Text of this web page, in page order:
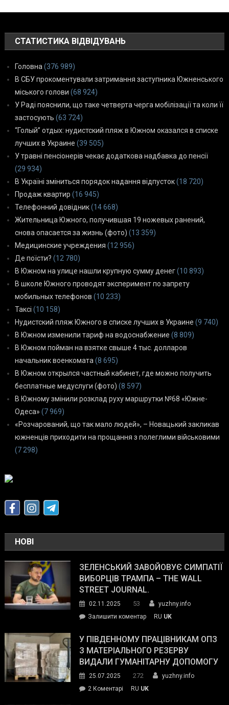
СТАТИСТИКА ВІДВІДУВАНЬ
Головна (376 989)
В СБУ прокоментували затримання заступника Южненського
міського голови (68 924)
У Раді пояснили, що таке четверта черга мобілізації та коли її
застосують (63 724)
“Голый” отдых: нудистский пляж в Южном оказался в списке
лучших в Украине (39 505)
У травні пенсіонерів чекає додаткова надбавка до пенсії
(29 934)
В Україні зміниться порядок надання відпусток(18 720)
Продаж квартир (16 945)
Телефонний довідник(14 668)
Жительница Южного, получившая 19 ножевых ранений,
снова опасается за жизнь (фото) (13 359)
Медицинские учреждения (12 956)
Де поїсти? (12 780)
В Южном на улице нашли крупную сумму денег(10 893)
В школе Южного проводят эксперимент по запрету
мобильных телефонов (10 233)
Таксі (10 158)
Нудистский пляж Южного в списке лучших в Украине (9 740)
В Южном изменили тариф на водоснабжение (8 809)
В Южном пойман на взятке свыше 4 тыс. долларов
начальник военкомата (8 695)
В Южном открылся частный кабинет, где можно получить
бесплатные медуслуги (фото) (8 597)
В Южному змінили розклад руху маршрутки №68 «Южне-
Одеса» (7 969)
«Розчарований, що так мало людей», – Новацький закликав
южненців приходити на прощання з полеглими військовими
(7 298)
НОВІ
ЗЕЛЕНСЬКИЙ ЗАВОЙОВУЄ СИМПАТІЇ
ВИБОРЦІВ ТРАМПА – THE WALL
STREET JOURNAL.
02.11.2025 53
yuzhny.info
Залишити коментарon
завойовує
симпатії
виборців
The
RU UK
У ПІВДЕННОМУ ПРАЦІВНИКАМ ОПЗ
З МАТЕРІАЛЬНОГО РЕЗЕРВУ
ВИДАЛИ ГУМАНІТАРНУ ДОПОМОГУ
25.07.2025 272
yuzhny.info
2 Коментарі
RU UK